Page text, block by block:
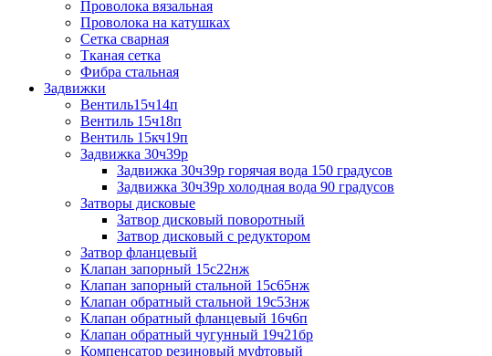
Проволока вязальная
Проволока на катушках
Сетка сварная
Тканая сетка
Фибра стальная
Задвижки
Вентиль15ч14п
Вентиль 15ч18п
Вентиль 15кч19п
Задвижка 30ч39р
Задвижка 30ч39р горячая вода 150 градусов
Задвижка 30ч39р холодная вода 90 градусов
Затворы дисковые
Затвор дисковый поворотный
Затвор дисковый с редуктором
Затвор фланцевый
Клапан запорный 15с22нж
Клапан запорный стальной 15с65нж
Клапан обратный стальной 19с53нж
Клапан обратный фланцевый 16ч6п
Клапан обратный чугунный 19ч21бр
Компенсатор резиновый муфтовый